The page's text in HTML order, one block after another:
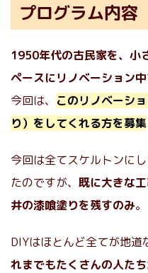
プログラム内容
1950年代の古民家を、小
ペースにリノベーション中
今回は、 このリノベーシ
り）をしてくれる方を募集
今回は全てスケルトンに
たのですが、 既に大きな
井の漆喰塗りを残すのみ。
DIYはほとんど全てが地道
れまでもたくさんの人た